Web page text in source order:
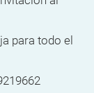
para todo el